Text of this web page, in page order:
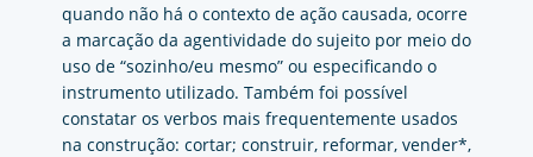
quando não há o contexto de ação causada, ocorre
a marcação da agentividade do sujeito por meio do
uso de “sozinho/eu mesmo” ou especificando o
instrumento utilizado. Também foi possível
constatar os verbos mais frequentemente usados
na construção: cortar; construir, reformar, vender*,